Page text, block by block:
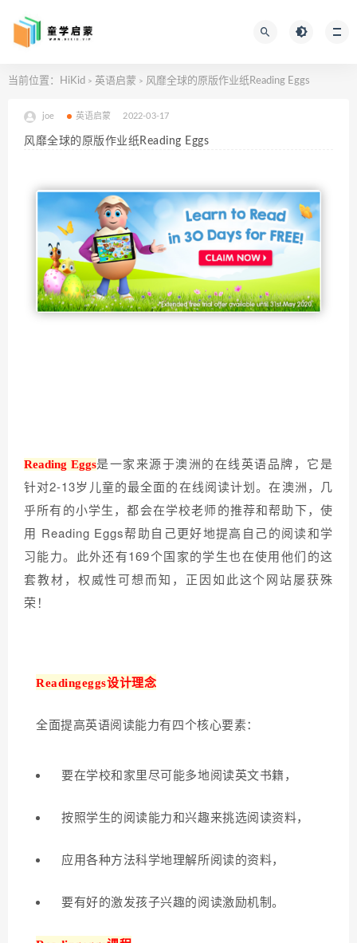
当前位置： HiKid > 英语启蒙 > 风靡全球的原版作业纸Reading Eggs
joe 英语启蒙 2022-03-17
风靡全球的原版作业纸Reading Eggs
Reading Eggs是一家来源于澳洲的在线英语品牌，它是
针对2-13岁儿童的最全面的在线阅读计划。在澳洲，几
乎所有的小学生，都会在学校老师的推荐和帮助下，使
用 Reading Eggs帮助自己更好地提高自己的阅读和学
习能力。 此外还有169个国家的学生也在使用他们的这
套教材，权威性可想而知，正因如此这个网站屡获殊
荣！
Readingeggs设计理念
全面提高英语阅读能力有四个核心要素：
要在学校和家里尽可能多地阅读英文书籍，
按照学生的阅读能力和兴趣来挑选阅读资料，
应用各种方法科学地理解所阅读的资料，
要有好的激发孩子兴趣的阅读激励机制。